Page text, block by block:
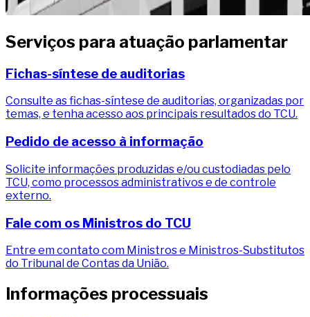
Serviços para atuação parlamentar
Fichas-síntese de auditorias
Consulte as fichas-síntese de auditorias, organizadas por
temas, e tenha acesso aos principais resultados do TCU.
Pedido de acesso à informação
Solicite informações produzidas e/ou custodiadas pelo
TCU, como processos administrativos e de controle
externo.
Fale com os Ministros do TCU
Entre em contato com Ministros e Ministros-Substitutos
do Tribunal de Contas da União.
Informações processuais